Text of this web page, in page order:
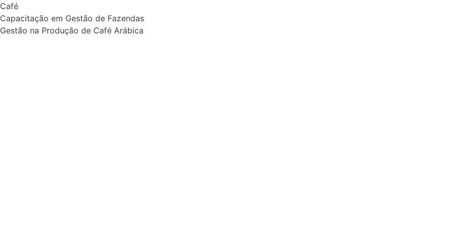
Café
Capacitação em Gestão de Fazendas
Gestão na Produção de Café Arábica